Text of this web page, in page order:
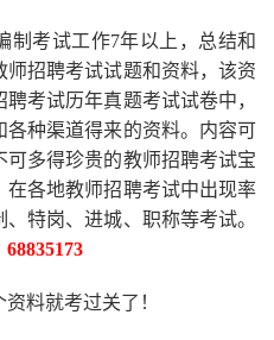
制考试工作7年以上，总结和
师招聘考试试题和资料，该资
聘考试历年真题考试试卷中，
各种渠道得来的资料。内容可
可多得珍贵的教师招聘考试宝
在各地教师招聘考试中出现率
特岗、进城、职称等考试。
68835173
料就考过关了！